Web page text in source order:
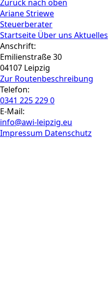
Zurück nach oben
Ariane Striewe
Steuerberater
Startseite Über uns Aktuelles
Anschrift:
Emilienstraße 30
04107 Leipzig
Zur Routen­beschreibung
Telefon:
0341 225 229 0
E-Mail:
info@awi-leipzig.eu
Impressum Datenschutz